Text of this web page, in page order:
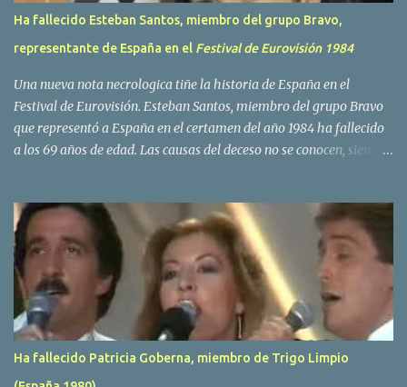
Ha fallecido Esteban Santos, miembro del grupo Bravo,
representante de España en el Festival de Eurovisión 1984
Una nueva nota necrologica tiñe la historia de España en el
Festival de Eurovisión. Esteban Santos, miembro del grupo Bravo
que representó a España en el certamen del año 1984 ha fallecido
a los 69 años de edad. Las causas del deceso no se conocen, siendo
traves de las redes sociales. Nacido en Tolosa en 1951, durante su
epoca universitaria en la carrera de empresariales conoció al
estudiante de medicina Luis Villar, comenzando a actuar
juntos,Santos a la guitarra y Villar al piano, sin atreverse a dar el
salto al mercado profesional. Sin embargo esto cambió gracias a la
propia Amaia Saizar, que tras su abandono de Trigo Limpio,
recibió por parte de la discografica Hispavox el encargo de crear
un nuevo grupo, reclutando al duo de amigos y a la ex modelo
Ha fallecido Patricia Goberna, miembro de Trigo Limpio